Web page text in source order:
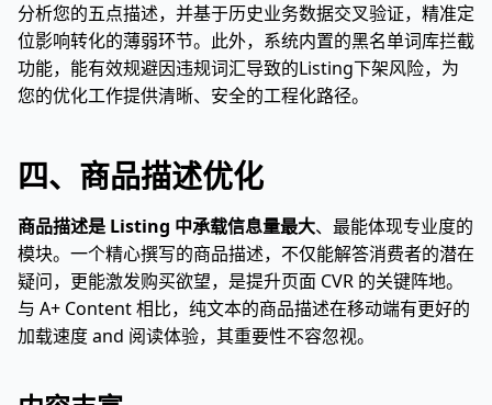
分析您的五点描述，并基于历史业务数据交叉验证，精准定
位影响转化的薄弱环节。此外，系统内置的黑名单词库拦截
功能，能有效规避因违规词汇导致的Listing下架风险，为
您的优化工作提供清晰、安全的工程化路径。
四、商品描述优化
商品描述是 Listing 中承载信息量最大、最能体现专业度的
模块。一个精心撰写的商品描述，不仅能解答消费者的潜在
疑问，更能激发购买欲望，是提升页面 CVR 的关键阵地。
与 A+ Content 相比，纯文本的商品描述在移动端有更好的
加载速度 and 阅读体验，其重要性不容忽视。